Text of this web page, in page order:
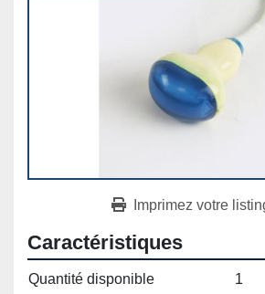
Imprimez votre
Caractéristiques
Quantité disponible
1